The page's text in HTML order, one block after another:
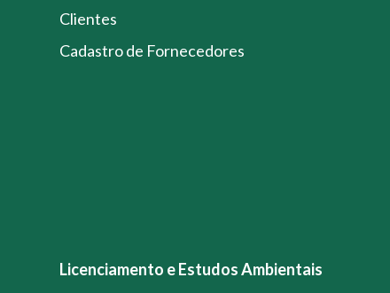
Clientes
Cadastro de Fornecedores
Licenciamento e Estudos Ambientais